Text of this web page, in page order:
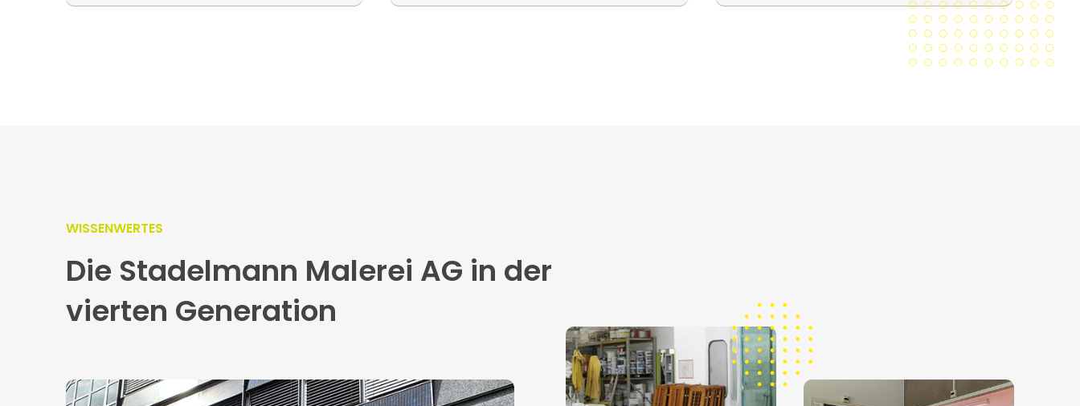
WISSENWERTES
Die Stadelmann Malerei AG in der
vierten Generation